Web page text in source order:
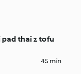
pad thai z tofu
45 min